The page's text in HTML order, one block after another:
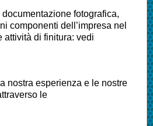
fotografica,
componenti dell’impresa nel
attività di finitura: vedi
nostra esperienza e le nostre
le